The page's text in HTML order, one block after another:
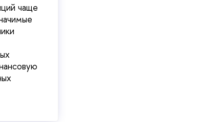
чаще